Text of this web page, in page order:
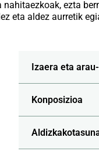
nahitaezkoak, ezta
eta aldez aurretik
Izaera eta
Konposizioa